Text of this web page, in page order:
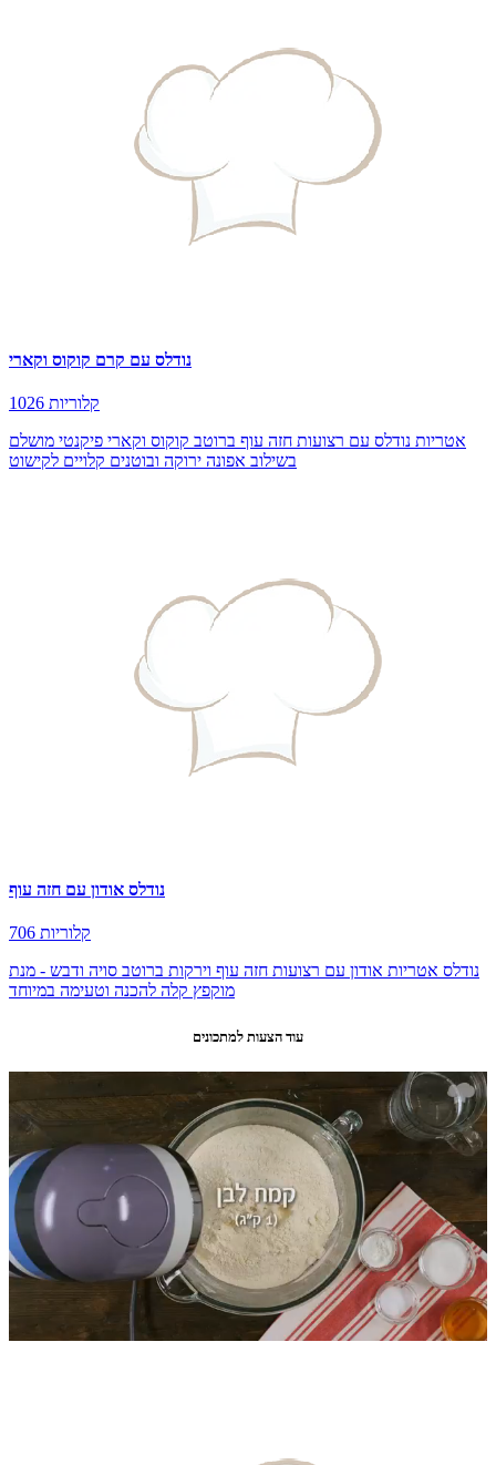
נודלס עם קרם קוקוס וקארי
1026 קלוריות
אטריות נודלס עם רצועות חזה עוף ברוטב קוקוס וקארי פיקנטי מושלם
בשילוב אפונה ירוקה ובוטנים קלויים לקישוט
נודלס אודון עם חזה עוף
706 קלוריות
נודלס אטריות אודון עם רצועות חזה עוף וירקות ברוטב סויה ודבש - מנת
מוקפץ קלה להכנה וטעימה במיוחד
עוד הצעות למתכונים